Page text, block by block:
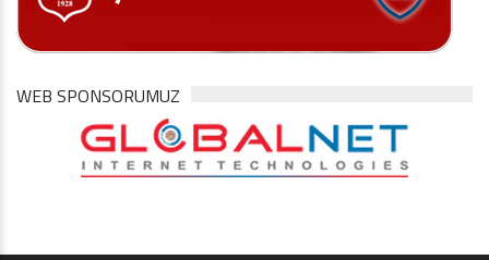
WEB SPONSORUMUZ